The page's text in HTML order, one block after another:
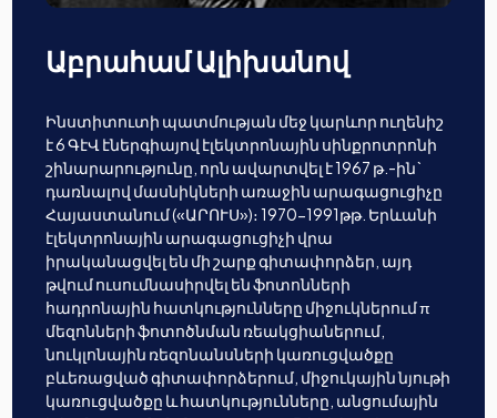
Աբրահամ Ալիխանով
Ինստիտուտի պատմության մեջ կարևոր ուղենիշ
է 6 ԳէՎ էներգիայով էլեկտրոնային սինքրոտրոնի
շինարարությունը, որն ավարտվել է 1967 թ.-ին`
դառնալով մասնիկների առաջին արագացուցիչը
Հայաստանում («ԱՐՈՒՍ»)։ 1970-1991թթ. Երևանի
էլեկտրոնային արագացուցիչի վրա
իրականացվել են մի շարք գիտափորձեր, այդ
թվում ուսումնասիրվել են ֆոտոնների
հադրոնային հատկությունները միջուկներում π
մեզոնների ֆոտոծնման ռեակցիաներում,
նուկլոնային ռեզոնանսների կառուցվածքը
բևեռացված գիտափորձերում, միջուկային նյութի
կառուցվածքը և հատկությունները, անցումային